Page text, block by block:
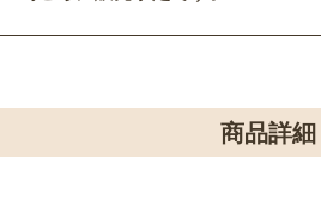
商品詳細